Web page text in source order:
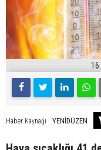
Haber Kaynağı YENİDÜZEN